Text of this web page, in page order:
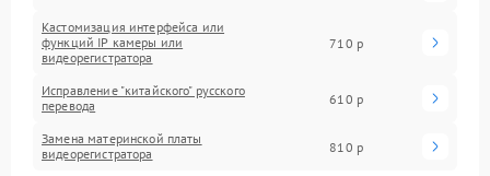
Кастомизация интерфейса или
функций IP камеры или
видеорегистратора
710 р
Исправление "китайского" русского
перевода
610 р
Замена материнской платы
видеорегистратора
810 р